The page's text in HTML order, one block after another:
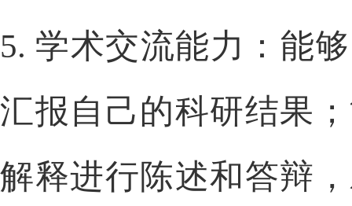
5. 学术交流能力：能
汇报自己的科研结果
解释进行陈述和答辩